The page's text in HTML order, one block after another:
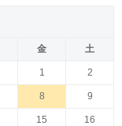
金 土
1 2
8 9
15 16